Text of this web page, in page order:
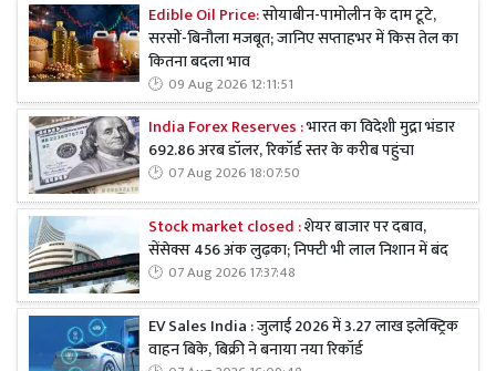
Edible Oil Price:सोयाबीन-पामोलीन के दाम टूटे,
सरसों-बिनौला मजबूत; जानिए सप्ताहभर में किस तेल का
कितना बदला भाव
09 Aug 2026 12:11:51
India Forex Reserves :भारत का विदेशी मुद्रा भंडार
692.86 अरब डॉलर, रिकॉर्ड स्तर के करीब पहुंचा
07 Aug 2026 18:07:50
Stock market closed :शेयर बाजार पर दबाव,
सेंसेक्स 456 अंक लुढ़का; निफ्टी भी लाल निशान में बंद
07 Aug 2026 17:37:48
EV Sales India : जुलाई 2026 में 3.27 लाख इलेक्ट्रिक
वाहन बिके, बिक्री ने बनाया नया रिकॉर्ड